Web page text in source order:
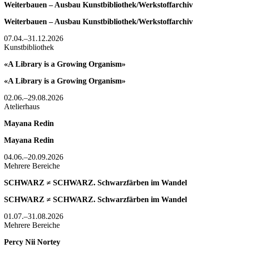
Weiterbauen – Ausbau Kunstbibliothek/Werkstoffarchiv
Weiterbauen – Ausbau Kunstbibliothek/Werkstoffarchiv
07.04.–31.12.2026
Kunstbibliothek
«A Library is a Growing Organism»
«A Library is a Growing Organism»
02.06.–29.08.2026
Atelierhaus
Mayana Redin
Mayana Redin
04.06.–20.09.2026
Mehrere Bereiche
SCHWARZ ≠ SCHWARZ. Schwarzfärben im Wandel
SCHWARZ ≠ SCHWARZ. Schwarzfärben im Wandel
01.07.–31.08.2026
Mehrere Bereiche
Percy Nii Nortey